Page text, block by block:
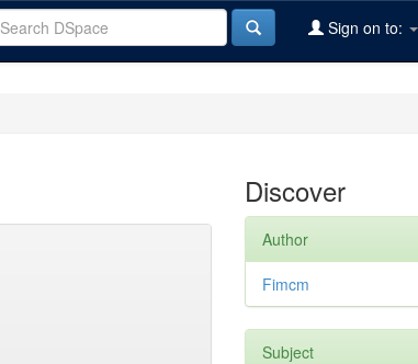
Sign on to:
Discover
Author
Fimcm
Subject